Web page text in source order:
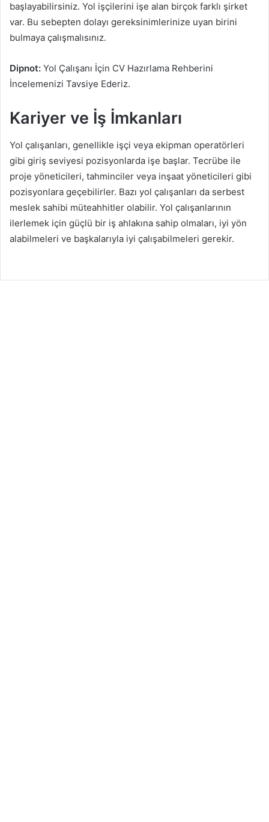
başlayabilirsiniz. Yol işçilerini işe alan birçok farklı şirket
var. Bu sebepten dolayı gereksinimlerinize uyan birini
bulmaya çalışmalısınız.
Dipnot: Yol Çalışanı İçin CV Hazırlama Rehberini
İncelemenizi Tavsiye Ederiz.
Kariyer ve İş İmkanları
Yol çalışanları, genellikle işçi veya ekipman operatörleri
gibi giriş seviyesi pozisyonlarda işe başlar. Tecrübe ile
proje yöneticileri, tahminciler veya inşaat yöneticileri gibi
pozisyonlara geçebilirler. Bazı yol çalışanları da serbest
meslek sahibi müteahhitler olabilir. Yol çalışanlarının
ilerlemek için güçlü bir iş ahlakına sahip olmaları, iyi yön
alabilmeleri ve başkalarıyla iyi çalışabilmeleri gerekir.